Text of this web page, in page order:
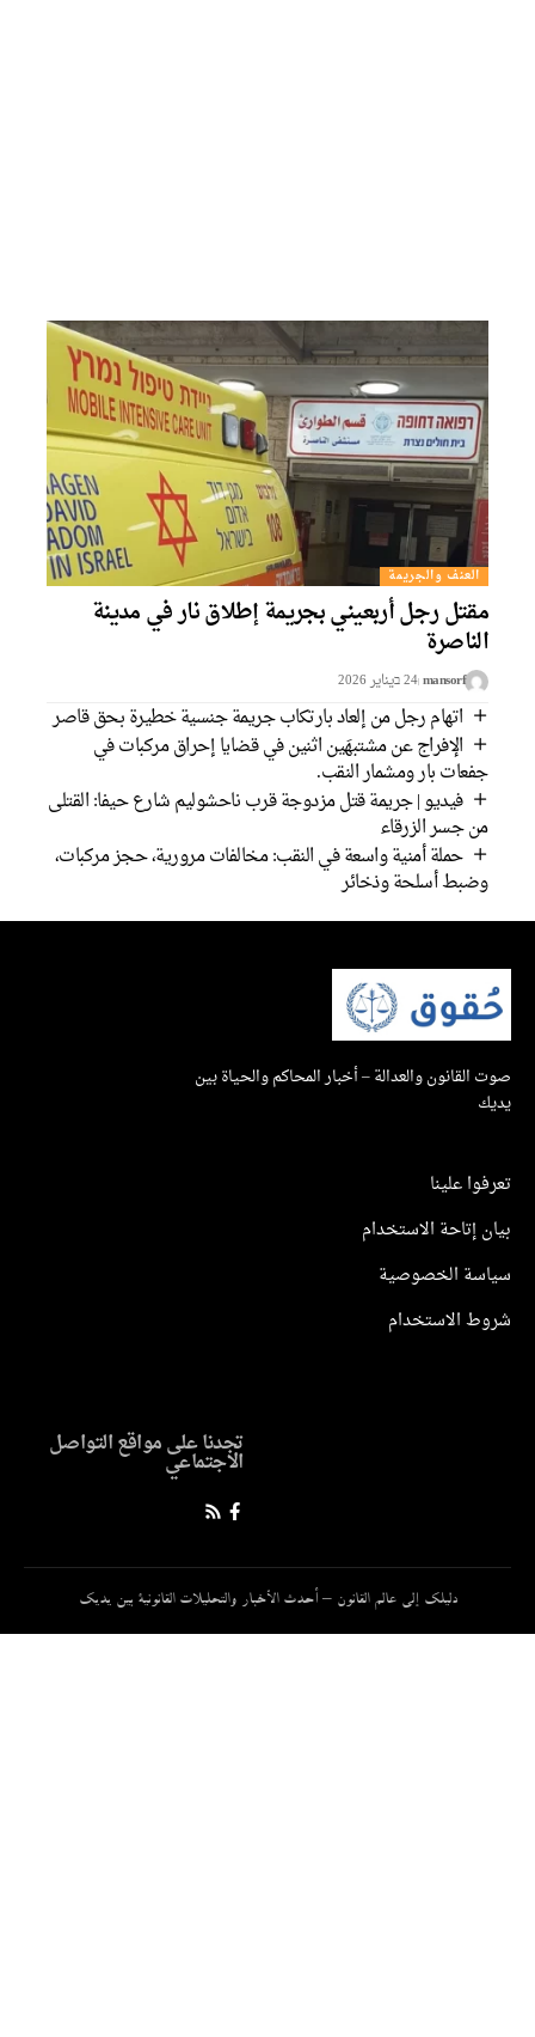
العنف والجريمة
مقتل رجل أربعيني بجريمة إطلاق نار في مدينة
الناصرة
mansorf 24 בيناير 2026
اتهام رجل من إلعاد بارتكاب جريمة جنسية خطيرة بحق قاصر
الإفراج عن مشتبهَين اثنين في قضايا إحراق مركبات في
جفعات بار ومشمار النقب.
فيديو | جريمة قتل مزدوجة قرب ناحشوليم شارع حيفا: القتلى
من جسر الزرقاء
حملة أمنية واسعة في النقب: مخالفات مرورية، حجز مركبات،
وضبط أسلحة وذخائر
والعدالة – أخبار المحاكم والحياة بين
علينا
إتاحة الاستخدام
الخصوصية
الاستخدام
تجدنا على مواقع التواصل
الاجتماعي
دليلك إلى عالم القانون – أحدث الأخبار والتحليلات القانونية بين يديك